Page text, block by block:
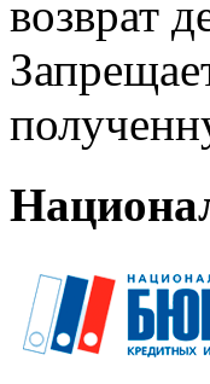
возврат